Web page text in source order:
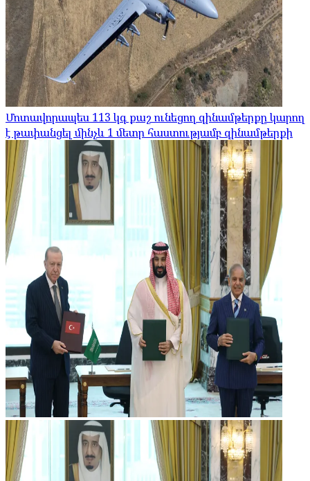
Մոտավորապես 113 կգ քաշ ունեցող զինամթերքը կարող
է թափանցել մինչև 1 մետր հաստությամբ զինամթերքի